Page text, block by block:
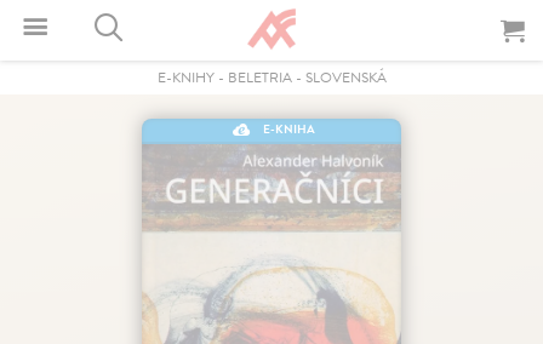
E-KNIHY- BELETRIA- SLOVENSKÁ
E-KNIHA